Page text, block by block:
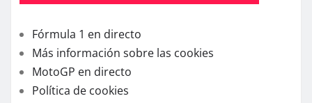
Fórmula 1 en directo
Más información sobre las cookies
MotoGP en directo
Política de cookies